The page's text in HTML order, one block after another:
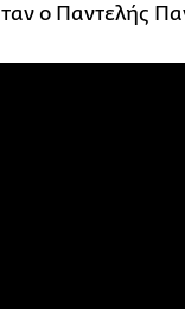
ο Παντελής